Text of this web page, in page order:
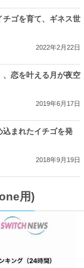
チゴを育て、ギネス世
2022年2月22日
恋を叶える月が夜空
2019年6月17日
込まれたイチゴを発
2018年9月19日
用)